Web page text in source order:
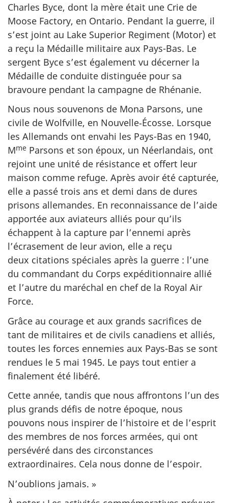
Charles Byce, dont la mère était une Crie de
Moose Factory, en Ontario. Pendant la guerre, il
s’est joint au Lake Superior Regiment (Motor) et
a reçu la Médaille militaire aux Pays-Bas. Le
sergent Byce s’est également vu décerner la
Médaille de conduite distinguée pour sa
bravoure pendant la campagne de Rhénanie.
Nous nous souvenons de Mona Parsons, une
civile de Wolfville, en Nouvelle‑Écosse. Lorsque
les Allemands ont envahi les Pays-Bas en 1940,
Mme Parsons et son époux, un Néerlandais, ont
rejoint une unité de résistance et offert leur
maison comme refuge. Après avoir été capturée,
elle a passé trois ans et demi dans de dures
prisons allemandes. En reconnaissance de l’aide
apportée aux aviateurs alliés pour qu’ils
échappent à la capture par l’ennemi après
l’écrasement de leur avion, elle a reçu
deux citations spéciales après la guerre : l’une
du commandant du Corps expéditionnaire allié
et l’autre du maréchal en chef de la Royal Air
Force.
Grâce au courage et aux grands sacrifices de
tant de militaires et de civils canadiens et alliés,
toutes les forces ennemies aux Pays-Bas se sont
rendues le 5 mai 1945. Le pays tout entier a
finalement été libéré.
Cette année, tandis que nous affrontons l’un des
plus grands défis de notre époque, nous
pouvons nous inspirer de l’histoire et de l’esprit
des membres de nos forces armées, qui ont
persévéré dans des circonstances
extraordinaires. Cela nous donne de l’espoir.
N’oublions jamais. »